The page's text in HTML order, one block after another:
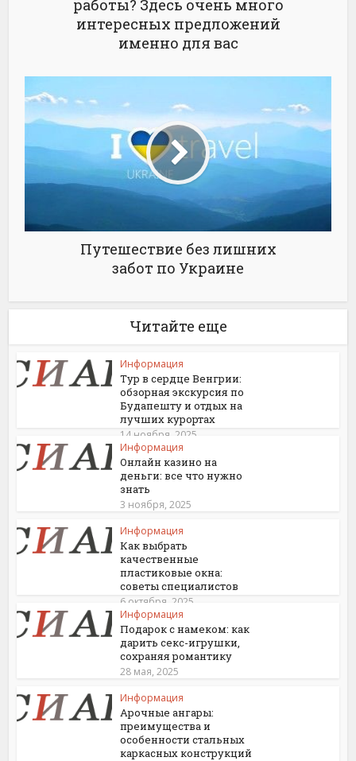
работы? Здесь очень много
интересных предложений
именно для вас
Путешествие без лишних
забот по Украине
Читайте еще
Информация
Тур в сердце Венгрии:
обзорная экскурсия по
Будапешту и отдых на
лучших курортах
14 ноября, 2025
Информация
Онлайн казино на
деньги: все что нужно
знать
3 ноября, 2025
Информация
Как выбрать
качественные
пластиковые окна:
советы специалистов
6 октября, 2025
Информация
Подарок с намеком: как
дарить секс-игрушки,
сохраняя романтику
28 мая, 2025
Информация
Арочные ангары:
преимущества и
особенности стальных
каркасных конструкций